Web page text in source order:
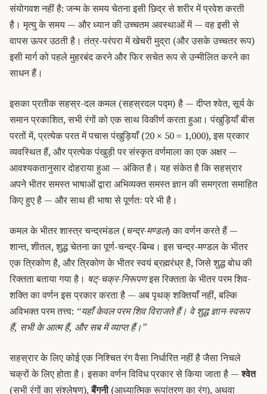
संयोगवश नहीं है: जन्म के समय चेतना इसी छिद्र से शरीर में प्रवेश करती
है। मृत्यु के समय — और ध्यान की उच्चतम अवस्थाओं में — वह इसी से
वापस ऊपर उठती है। तंत्र-परंपरा में खेचरी मुद्रा (और उसके उच्चतर रूप)
इसी मार्ग को पहले मुहरबंद करने और फिर सचेत रूप से उन्मीलित करने का
साधन हैं।
इसका प्रतीक सहस्र-दल कमल (सहस्रदल पद्म) है — दीप्त श्वेत, सूर्य के
समान प्रकाशित, सभी रंगों को एक साथ विकीर्ण करता हुआ। पंखुड़ियाँ बीस
परतों में, प्रत्येक परत में पचास पंखुड़ियाँ (20 × 50 = 1,000), इस प्रकार
व्यवस्थित हैं, और प्रत्येक पंखुड़ी पर संस्कृत वर्णमाला का एक अक्षर —
आवश्यकतानुसार दोहराया हुआ — अंकित है। यह संकेत है कि सहस्रार
अपने भीतर समस्त भाषाओं द्वारा अभिव्यक्त समस्त ज्ञान की समग्रता समाहित
किए हुए है — और साथ ही भाषा से पूर्णतः परे भी है।
कमल के भीतर शास्त्र चन्द्रमंडल (चन्द्र-मण्डल) का वर्णन करते हैं —
शान्त, शीतल, शुद्ध चेतना का पूर्ण-चन्द्र-बिम्ब। इस चन्द्र-मण्डल के भीतर
एक त्रिकोण है, और त्रिकोण के भीतर स्वयं ब्रह्मरंध्र है, जिसे शुद्ध बोध की
रिक्तता बताया गया है। षट्-चक्र-निरूपणइस रिक्तता के भीतर परम शिव-
शक्ति का वर्णन इस प्रकार करता है — अब पृथक् शक्तियाँ नहीं, बल्कि
अविभक्त परम तत्त्व: “यहाँ केवल परम शिव विराजते हैं। वे शुद्ध ज्ञान-स्वरूप
हैं, सभी के आत्म हैं, और सब में व्याप्त हैं।”
सहस्रार के लिए कोई एक निश्चित रंग वैसा निर्धारित नहीं है जैसा निचले
चक्रों के लिए होता है। इसका वर्णन विविध प्रकार से किया जाता है —श्वेत
(सभी रंगों का संश्लेषण),बैंगनी(आध्यात्मिक रूपांतरण का रंग), अथवा